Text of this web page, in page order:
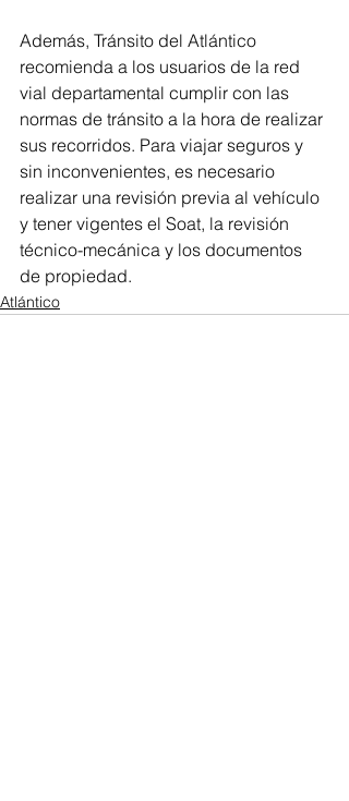
Además, Tránsito del Atlántico
recomienda a los usuarios de la red
vial departamental cumplir con las
normas de tránsito a la hora de realizar
sus recorridos. Para viajar seguros y
sin inconvenientes, es necesario
realizar una revisión previa al vehículo
y tener vigentes el Soat, la revisión
técnico-mecánica y los documentos
de propiedad.
Atlántico